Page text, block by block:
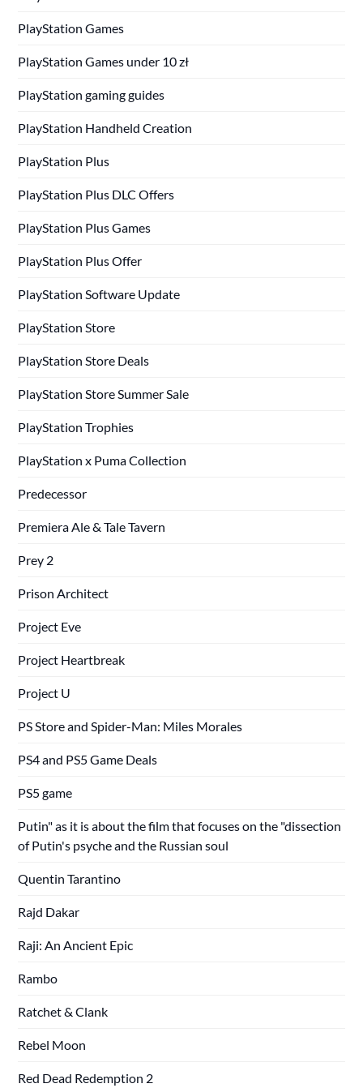
PlayStation Games
PlayStation Games under 10 zł
PlayStation gaming guides
PlayStation Handheld Creation
PlayStation Plus
PlayStation Plus DLC Offers
PlayStation Plus Games
PlayStation Plus Offer
PlayStation Software Update
PlayStation Store
PlayStation Store Deals
PlayStation Store Summer Sale
PlayStation Trophies
PlayStation x Puma Collection
Predecessor
Premiera Ale & Tale Tavern
Prey 2
Prison Architect
Project Eve
Project Heartbreak
Project U
PS Store and Spider-Man: Miles Morales
PS4 and PS5 Game Deals
PS5 game
Putin" as it is about the film that focuses on the "dissection
of Putin's psyche and the Russian soul
Quentin Tarantino
Rajd Dakar
Raji: An Ancient Epic
Rambo
Ratchet & Clank
Rebel Moon
Red Dead Redemption 2